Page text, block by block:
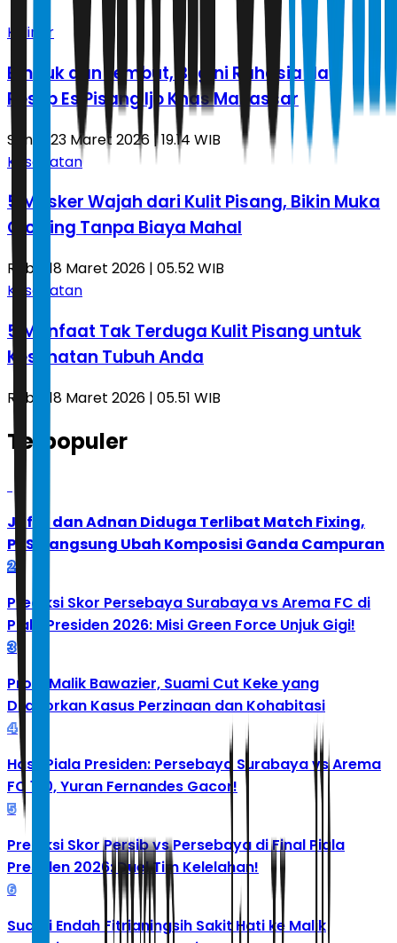
Kuliner
Empuk dan Lembut, Begini Rahasia dari
Resep Es Pisang Ijo Khas Makassar
Senin, 23 Maret 2026 | 19.14 WIB
Kesehatan
5 Masker Wajah dari Kulit Pisang, Bikin Muka
Glowing Tanpa Biaya Mahal
Rabu, 18 Maret 2026 | 05.52 WIB
Kesehatan
5 Manfaat Tak Terduga Kulit Pisang untuk
Kesehatan Tubuh Anda
Rabu, 18 Maret 2026 | 05.51 WIB
Terpopuler
Jafar dan Adnan Diduga Terlibat Match Fixing,
PBSI Langsung Ubah Komposisi Ganda Campuran
2
Prediksi Skor Persebaya Surabaya vs Arema FC di
Piala Presiden 2026: Misi Green Force Unjuk Gigi!
3
Profil Malik Bawazier, Suami Cut Keke yang
Dilaporkan Kasus Perzinaan dan Kohabitasi
4
Hasil Piala Presiden: Persebaya Surabaya vs Arema
FC 1-0, Yuran Fernandes Gacor!
5
Prediksi Skor Persib vs Persebaya di Final Piala
Presiden 2026: Duel Tim Kelelahan!
6
Suami Endah Fitrianingsih Sakit Hati ke Malik